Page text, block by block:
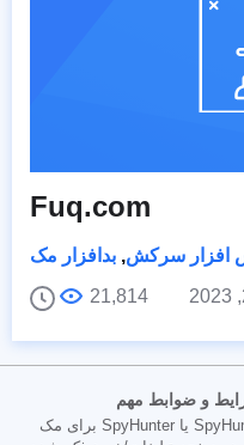
Fuq.com
افزار سرکش, بدافزار مک
21,814
نسخه آزمایشی SpyHunter برای SpyHunter Pro یا SpyHunter برای مک